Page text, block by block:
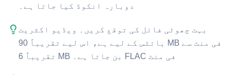
دوبارہ انکوڈ کیا جاتا ہے۔
بہت چھوٹی فائل کی توقع کریں۔ ویڈیو اکثریت
بائٹس کے لیے ہے، اس لیے تقریباً 90 MB فی منٹ سے
تقریباً 6 MB فی منٹ ⁦FLAC⁩ بن جاتا ہے۔